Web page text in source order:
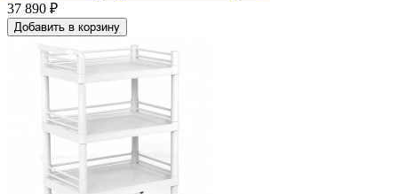
37 890 ₽
Добавить в корзину